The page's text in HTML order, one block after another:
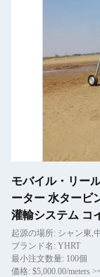
モバイル・リー
ーター 水タービ
灌輸システム コ
起源の場所: シャン東,
ブランド名: YHRT
最小注文数量: 100個
価格: $5,000.00/meters